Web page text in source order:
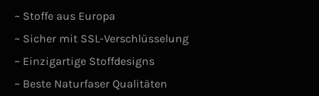
~ Stoffe aus Europa
~ Sicher mit SSL-Verschlüsselung
~ Einzigartige Stoffdesigns
~ Beste Naturfaser Qualitäten